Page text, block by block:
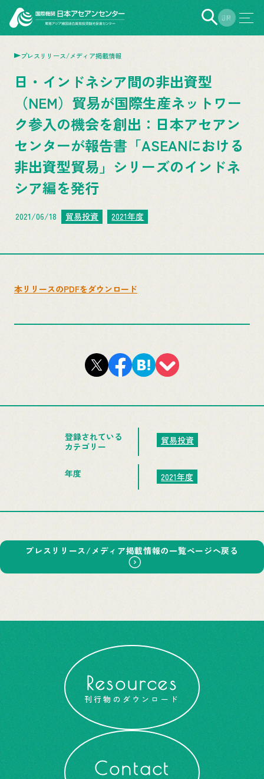
EN
JP
プレスリリース/メディア掲載情報
日・インドネシア間の非出資型
（NEM）貿易が国際生産ネットワー
ク参入の機会を創出：日本アセアン
センターが報告書「ASEANにおける
非出資型貿易」シリーズのインドネ
シア編を発行
2021/06/18 貿易投資 2021年度
本リリースのPDFをダウンロード
登録されている
カテゴリー
貿易投資
年度 2021年度
プレスリリース/メディア掲載情報の一覧ページへ戻る
Resources
刊行物のダウンロード
Contact